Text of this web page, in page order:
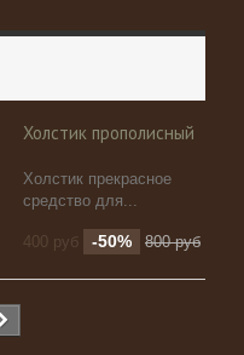
Холстик прополисный
Холстик прекрасное
средство для...
400 руб -50% 800 руб